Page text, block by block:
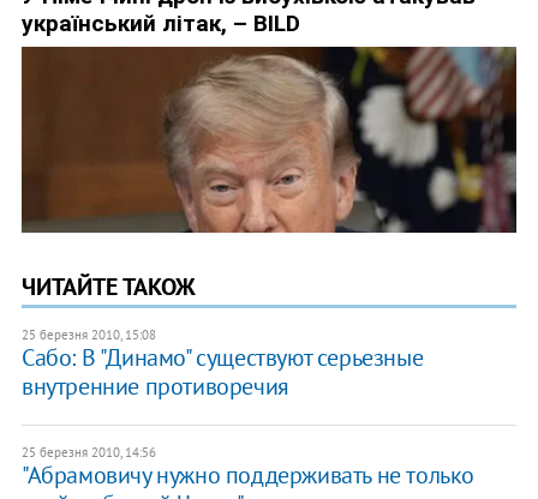
ЧИТАЙТЕ ТАКОЖ
25 березня 2010, 15:08
Сабо: В "Динамо" существуют серьезные
внутренние противоречия
25 березня 2010, 14:56
"Абрамовичу нужно поддерживать не только